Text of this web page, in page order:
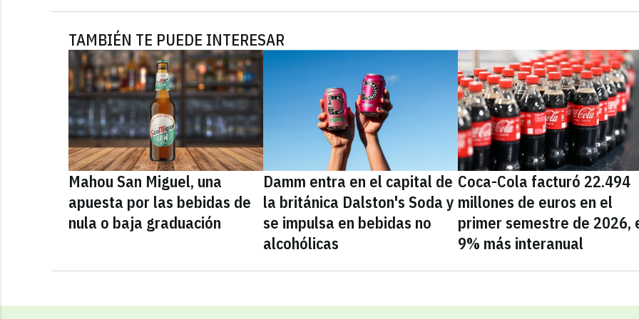
TAMBIÉN TE PUEDE INTERESAR
Mahou San Miguel, una
apuesta por las bebidas de
nula o baja graduación
Damm entra en el capital de
la británica Dalston's Soda y
se impulsa en bebidas no
alcohólicas
Coca-Cola facturó 22.494
millones de euros en el
primer semestre de 2026,
9% más interanual